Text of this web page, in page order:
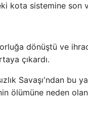
kota sistemine son
dönüştü ve
çıkardı.
Savaşı'ndan bu
ölümüne neden